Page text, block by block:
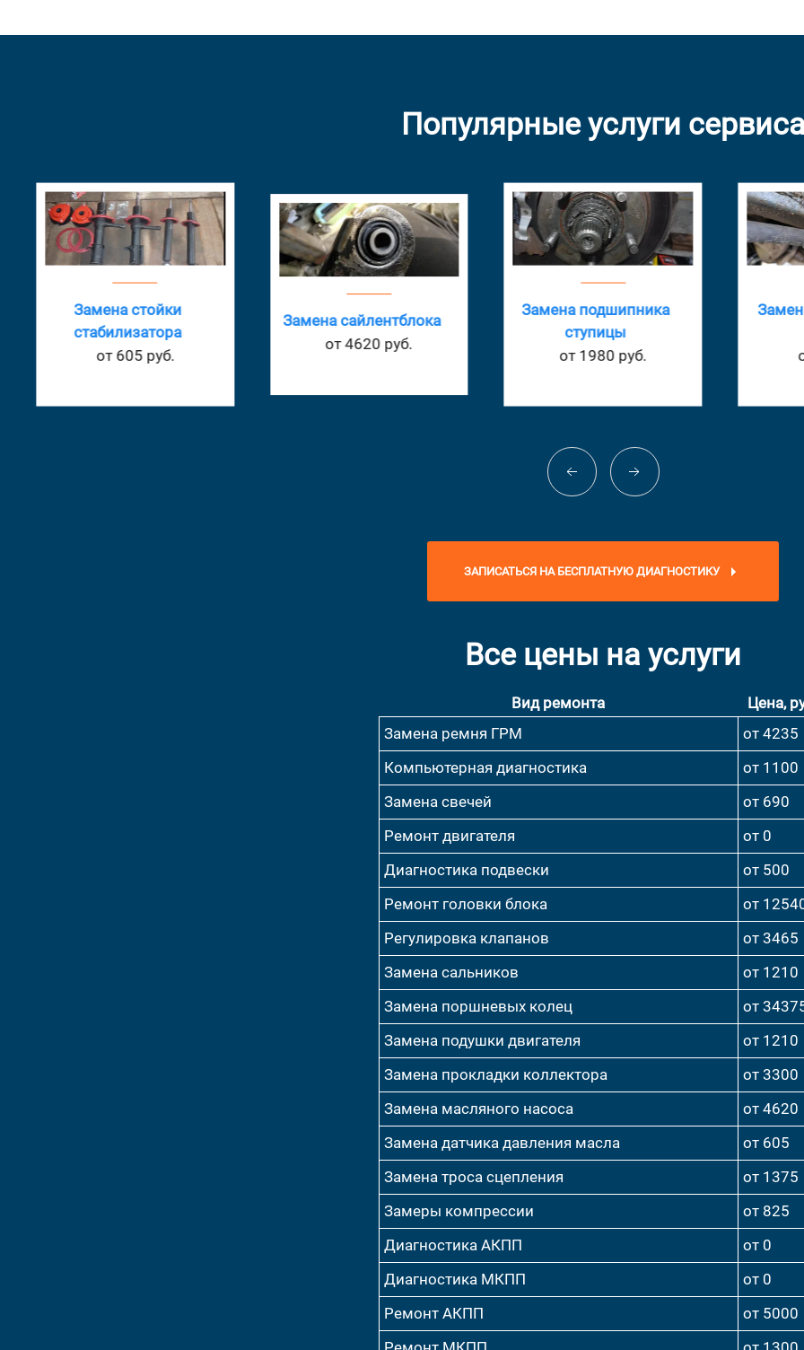
Популярные услуги
Замена стойки
стабилизатора
от 605 руб.
Замена сайлентблока
от 4620 руб.
Замена подшипника
ступицы
от 1980 руб.
ЗАПИСАТЬСЯ НА БЕСПЛАТНУЮ ДИАГНОСТИКУ
Все цены на услуги
Вид ремонта
Цена,
Замена ремня ГРМ
от 4235
Компьютерная диагностика
от 1100
Замена свечей
от 690
Ремонт двигателя
от 0
Диагностика подвески
от 500
Ремонт головки блока
от
Регулировка клапанов
от 3465
Замена сальников
от 1210
Замена поршневых колец
от
Замена подушки двигателя
от 1210
Замена прокладки коллектора
от 3300
Замена масляного насоса
от 4620
Замена датчика давления масла
от 605
Замена троса сцепления
от 1375
Замеры компрессии
от 825
Диагностика АКПП
от 0
Диагностика МКПП
от 0
Ремонт АКПП
от 5000